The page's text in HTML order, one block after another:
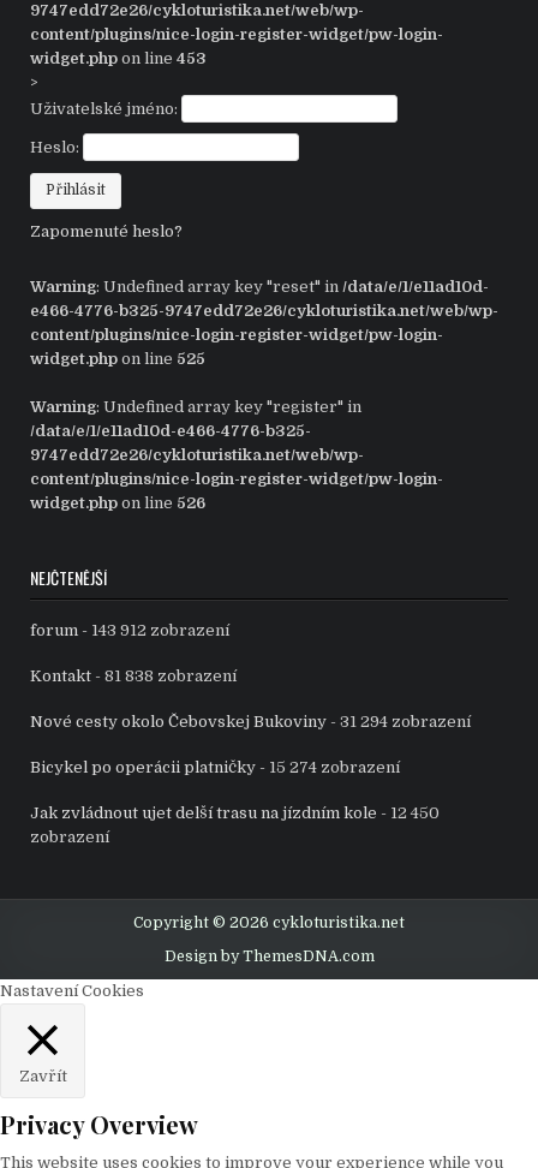
9747edd72e26/cykloturistika.net/web/wp-
content/plugins/nice-login-register-widget/pw-login-
widget.php on line453
>
Uživatelské jméno:
Heslo:
Zapomenuté heslo?
Warning: Undefined array key "reset" in/data/e/1/e11ad10d-
e466-4776-b325-9747edd72e26/cykloturistika.net/web/wp-
content/plugins/nice-login-register-widget/pw-login-
widget.php on line 525
Warning: Undefined array key "register" in
/data/e/1/e11ad10d-e466-4776-b325-
9747edd72e26/cykloturistika.net/web/wp-
content/plugins/nice-login-register-widget/pw-login-
widget.php on line 526
NEJČTENĚJŠÍ
forum - 143 912 zobrazení
Kontakt - 81 838 zobrazení
Nové cesty okolo Čebovskej Bukoviny - 31 294 zobrazení
Bicykel po operácii platničky - 15 274 zobrazení
Jak zvládnout ujet delší trasu na jízdním kole - 12 450
zobrazení
Copyright © 2026 cykloturistika.net
Design by ThemesDNA.com
Nastavení Cookies
Zavřít
Privacy Overview
This website uses cookies to improve your experience while you